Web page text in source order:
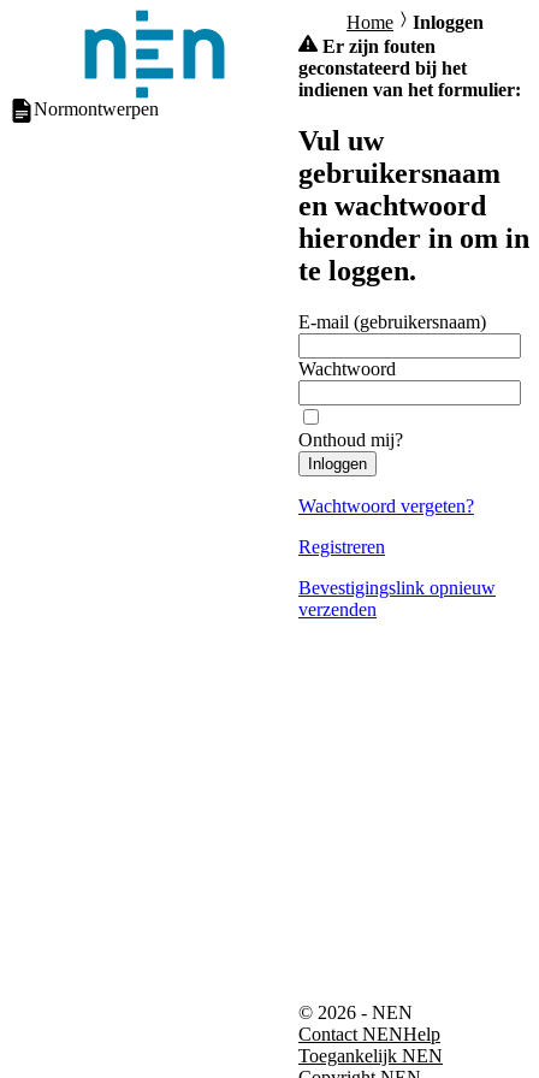
Normontwerpen
Home
Inloggen
Er zijn fouten
geconstateerd bij het
indienen van het formulier:
Vul uw
gebruikersnaam
en wachtwoord
hieronder in om in
te loggen.
E-mail (gebruikersnaam)
Wachtwoord
Onthoud mij?
Inloggen
Wachtwoord vergeten?
Registreren
Bevestigingslink opnieuw
verzenden
© 2026 - NEN
Contact NENHelp
Toegankelijk NEN